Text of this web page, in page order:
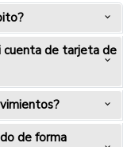
cuenta de tarjeta de
de forma